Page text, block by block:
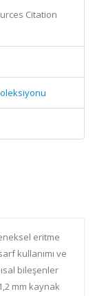
Citation
eritme
kullanımı ve
bileşenler
mm kaynak